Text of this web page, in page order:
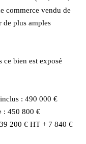
commerce vendu de
de plus amples
ce bien est exposé
: 490 000 €
: 450 800 €
200 € HT + 7 840 €